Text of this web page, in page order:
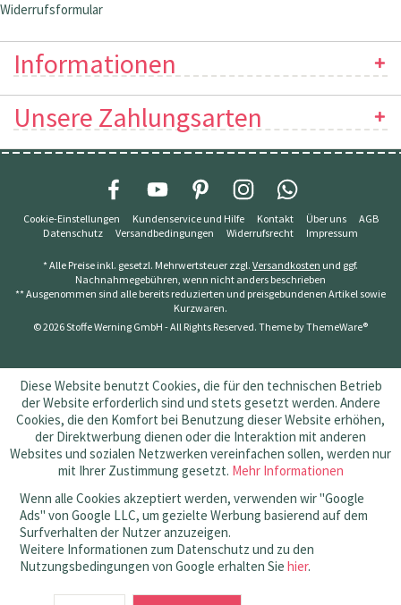
Widerrufsformular
Informationen
Unsere Zahlungsarten
Cookie-Einstellungen Kundenservice und Hilfe Kontakt Über uns
AGB
Datenschutz
Versandbedingungen Widerrufsrecht Impressum
* Alle Preise inkl. gesetzl. Mehrwertsteuer zzgl. Versandkosten und ggf.
Nachnahmegebühren, wenn nicht anders beschrieben
** Ausgenommen sind alle bereits reduzierten und preisgebundenen Artikel sowie
Kurzwaren.
© 2026 Stoffe Werning GmbH - All Rights Reserved. Theme byThemeWare®
Diese Website benutzt Cookies, die für den technischen Betrieb
der Website erforderlich sind und stets gesetzt werden. Andere
Cookies, die den Komfort bei Benutzung dieser Website erhöhen,
der Direktwerbung dienen oder die Interaktion mit anderen
Websites und sozialen Netzwerken vereinfachen sollen, werden nur
mit Ihrer Zustimmung gesetzt. Mehr Informationen
Wenn alle Cookies akzeptiert werden, verwenden wir "Google
Ads" von Google LLC, um gezielte Werbung basierend auf dem
Surfverhalten der Nutzer anzuzeigen.
Weitere Informationen zum Datenschutz und zu den
Nutzungsbedingungen von Google erhalten Sie hier.
SEHR GUT (4.83 / 5)